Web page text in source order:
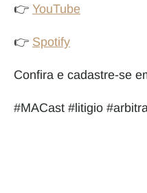
👉 YouTube
👉 Spotify
Confira e cadastre-se
#MACast #litigio